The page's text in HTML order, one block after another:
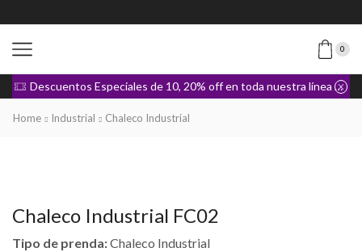
0
Descuentos Especiales de 10, 20% off en toda nuestra línea de Ropa
Home Industrial Chaleco Industrial
Chaleco Industrial FC02
Tipo de prenda:Chaleco Industrial